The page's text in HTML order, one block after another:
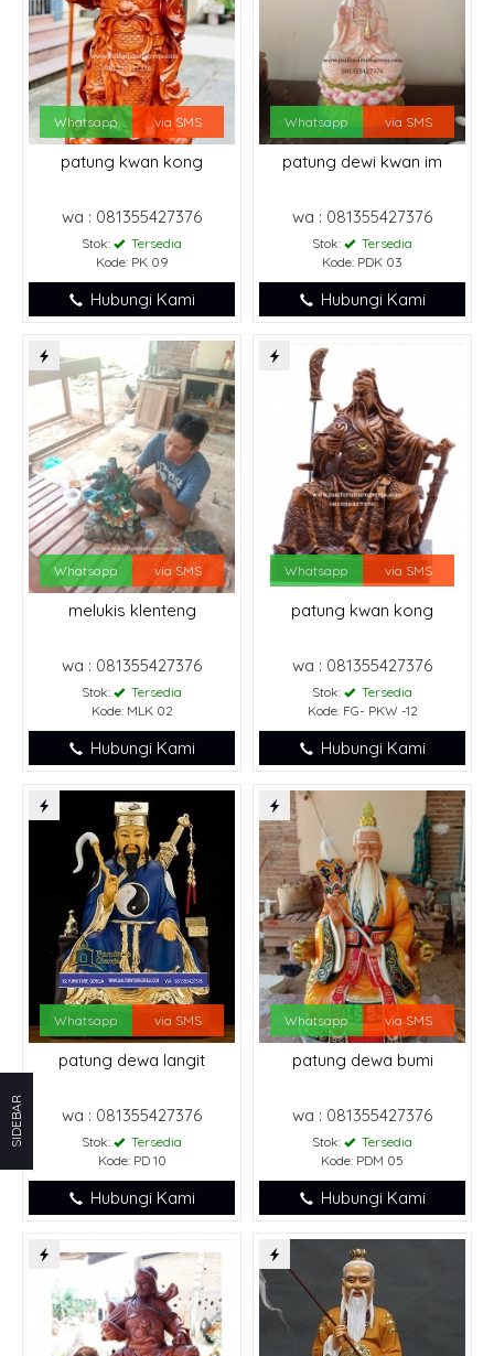
Whatsapp via SMS
patung kwan kong
wa : 081355427376
Stok:
Tersedia
Kode: PK 09
Hubungi Kami
Whatsapp via SMS
patung dewi kwan im
wa : 081355427376
Stok:
Tersedia
Kode: PDK 03
Hubungi Kami
Whatsapp via SMS
melukis klenteng
wa : 081355427376
Stok:
Tersedia
Kode: MLK 02
Hubungi Kami
Whatsapp via SMS
patung kwan kong
wa : 081355427376
Stok:
Tersedia
Kode: FG- PKW -12
Hubungi Kami
Whatsapp via SMS
patung dewa langit
wa : 081355427376
Stok:
Tersedia
Kode: PD 10
Hubungi Kami
Whatsapp via SMS
patung dewa bumi
wa : 081355427376
Stok:
Tersedia
Kode: PDM 05
Hubungi Kami
SIDEBAR